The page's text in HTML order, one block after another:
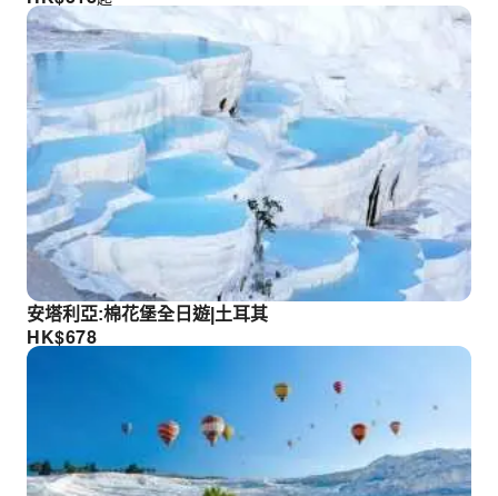
安塔利亞:棉花堡全日遊|土耳其
HK$678